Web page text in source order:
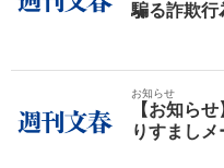
騙る詐欺行
お知らせ
【お知ら
りすまし